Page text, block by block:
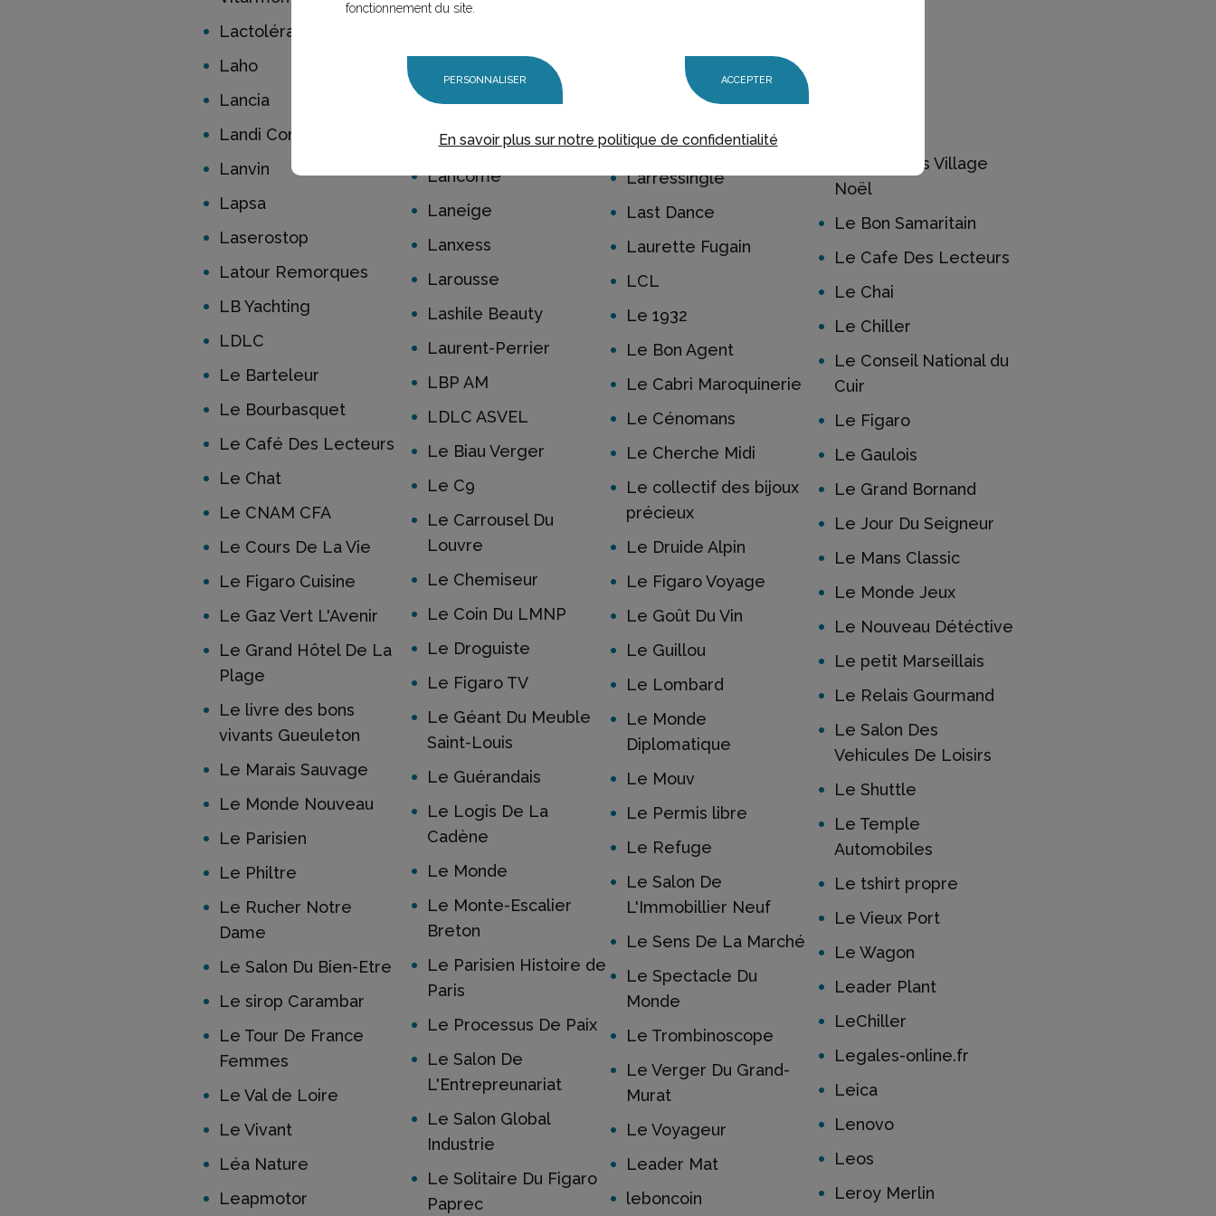
Lactolérance
Laho
Lancia
Landi Commerces
Lanvin
Lapsa
Laserostop
Latour Remorques
LB Yachting
LDLC
Le Barteleur
Le Bourbasquet
Le Café Des Lecteurs
Le Chat
Le CNAM CFA
Le Cours De La Vie
Le Figaro Cuisine
Le Gaz Vert L'Avenir
Le Grand Hôtel De La
Plage
Le livre des bons
vivants Gueuleton
Le Marais Sauvage
Le Monde Nouveau
Le Parisien
Le Philtre
Le Rucher Notre
Dame
Le Salon Du Bien-Etre
Le sirop Carambar
Le Tour De France
Femmes
Le Val de Loire
Le Vivant
Léa Nature
Leapmotor
Dermosun
Lacoste
Lagardere
Laika
Lancôme
Laneige
Lanxess
Larousse
Lashile Beauty
Laurent-Perrier
LBP AM
LDLC ASVEL
Le Biau Verger
Le C9
Le Carrousel Du
Louvre
Le Chemiseur
Le Coin Du LMNP
Le Droguiste
Le Figaro TV
Le Géant Du Meuble
Saint-Louis
Le Guérandais
Le Logis De La
Cadène
Le Monde
Le Monte-Escalier
Breton
Le Parisien Histoire de
Paris
Le Processus De Paix
Le Salon De
L'Entrepreunariat
Le Salon Global
Industrie
Le Solitaire Du Figaro
Paprec
Land Rover
Laon
Larressingle
Last Dance
Laurette Fugain
LCL
Le 1932
Le Bon Agent
Le Cabri Maroquinerie
Le Cénomans
Le Cherche Midi
Le collectif des bijoux
précieux
Le Druide Alpin
Le Figaro Voyage
Le Goût Du Vin
Le Guillou
Le Lombard
Le Monde
Diplomatique
Le Mouv
Le Permis libre
Le Refuge
Le Salon De
L'Immobillier Neuf
Le Sens De La Marché
Le Spectacle Du
Monde
Le Trombinoscope
Le Verger Du Grand-
Murat
Le Voyageur
Leader Mat
leboncoin
Le Barcares Village
Noël
Le Bon Samaritain
Le Cafe Des Lecteurs
Le Chai
Le Chiller
Le Conseil National du
Cuir
Le Figaro
Le Gaulois
Le Grand Bornand
Le Jour Du Seigneur
Le Mans Classic
Le Monde Jeux
Le Nouveau Détéctive
Le petit Marseillais
Le Relais Gourmand
Le Salon Des
Vehicules De Loisirs
Le Shuttle
Le Temple
Automobiles
Le tshirt propre
Le Vieux Port
Le Wagon
Leader Plant
LeChiller
Legales-online.fr
Leica
Lenovo
Leos
Leroy Merlin
fonctionnement du site.
PERSONNALISER ACCEPTER
En savoir plus sur notre politique de confidentialité